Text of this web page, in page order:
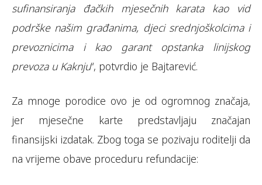
sufinansiranja đačkih mjesečnih karata kao vid
podrške našim građanima, djeci srednjoškolcima i
prevoznicima i kao garant opstanka linijskog
prevoza u Kaknju“, potvrdio je Bajtarević.
Za mnoge porodice ovo je od ogromnog značaja,
jer mjesečne karte predstavljaju značajan
finansijski izdatak. Zbog toga se pozivaju roditelji da
na vrijeme obave proceduru refundacije: